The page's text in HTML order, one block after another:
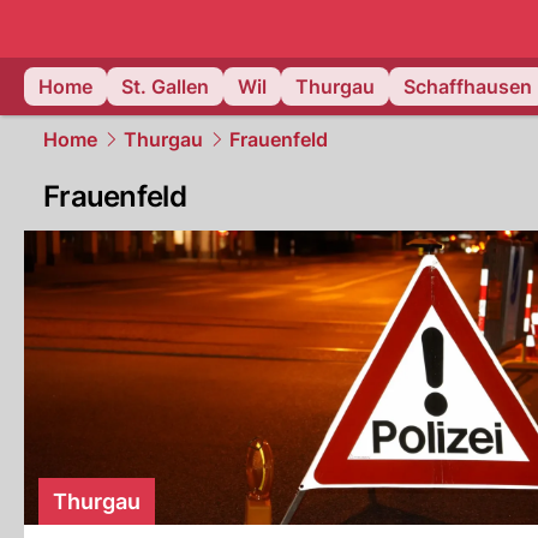
Home
St. Gallen Wil Thurgau Schaffhausen
Home Thurgau Frauenfeld
Frauenfeld
Thurgau